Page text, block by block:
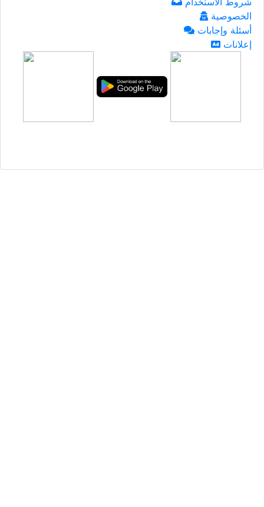
الخصوصية
أسئلة وإجابات
إعلانات